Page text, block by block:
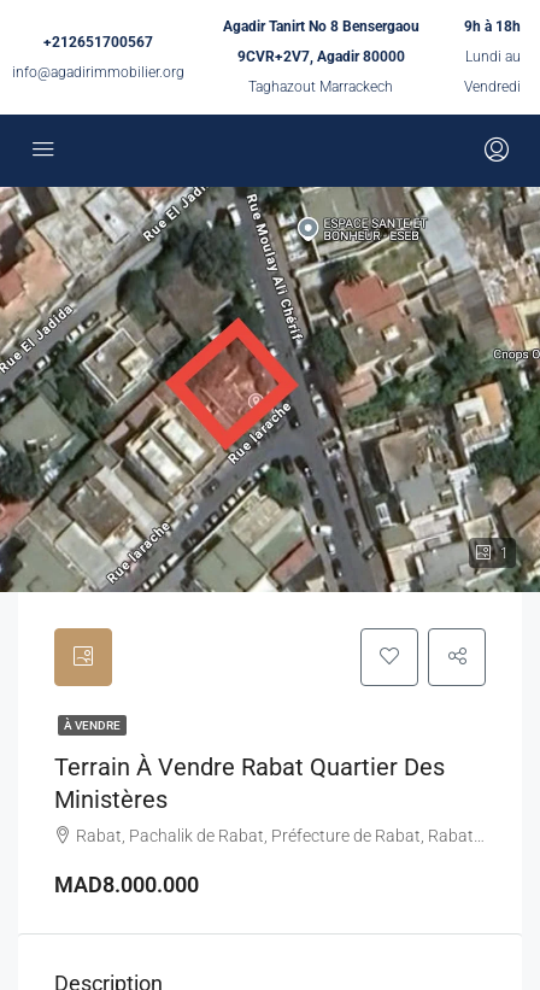
+212651700567
info@agadirimmobilier.org
Agadir Tanirt No 8 Bensergaou
9CVR+2V7, Agadir 80000
Taghazout Marrackech
9h à 18h
Lundi au
Vendredi
1
À VENDRE
Terrain À Vendre Rabat Quartier Des
Ministères
Rabat, Pachalik de Rabat, Préfecture de Rabat, Rabat-Salé-Kénitra, Maroc
MAD8.000.000
Description